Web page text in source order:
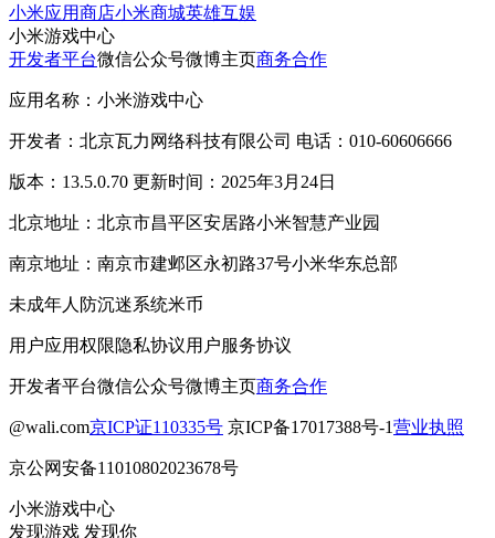
小米应用商店小米商城英雄互娱
小米游戏中心
开发者平台微信公众号微博主页商务合作
应用名称：小米游戏中心
开发者：北京瓦力网络科技有限公司 电话：010-60606666
版本：13.5.0.70 更新时间：2025年3月24日
北京地址：北京市昌平区安居路小米智慧产业园
南京地址：南京市建邺区永初路37号小米华东总部
未成年人防沉迷系统米币
用户应用权限隐私协议用户服务协议
开发者平台微信公众号微博主页商务合作
@wali.com京ICP证110335号 京ICP备17017388号-1营业执照
京公网安备11010802023678号
小米游戏中心
发现游戏 发现你